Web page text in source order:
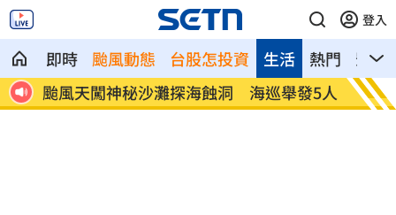
登入
即時 颱風動態 台股怎投資 熱門 影音
生活
豪
颱風天闖神秘沙灘探海蝕洞 海巡舉發5人 直擊